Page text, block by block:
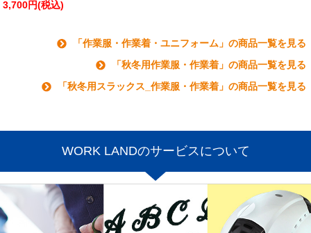
3,700円(税込)
「作業服・作業着・ユニフォーム」の商品一覧を見る
「秋冬用作業服・作業着」の商品一覧を見る
「秋冬用スラックス_作業服・作業着」の商品一覧を見る
WORK LANDのサービスについて